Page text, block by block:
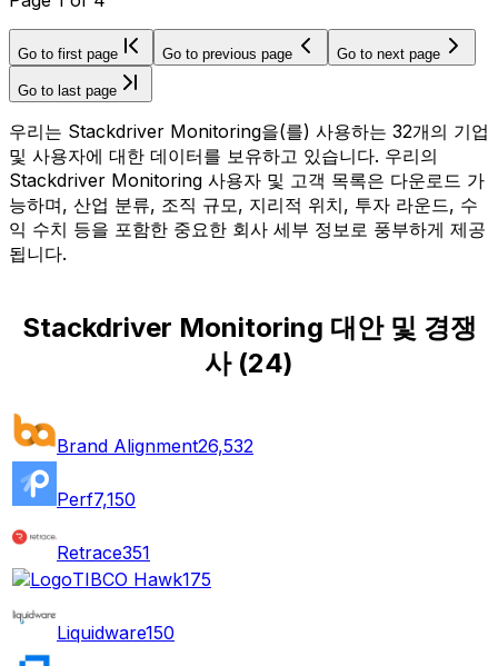
Go to first page Go to previous page Go to next page
Go to last page
우리는 Stackdriver Monitoring을(를) 사용하는 32개의 기업
및 사용자에 대한 데이터를 보유하고 있습니다. 우리의
Stackdriver Monitoring 사용자 및 고객 목록은 다운로드 가
능하며, 산업 분류, 조직 규모, 지리적 위치, 투자 라운드, 수
익 수치 등을 포함한 중요한 회사 세부 정보로 풍부하게 제공
됩니다.
Stackdriver Monitoring 대안 및 경쟁
사(24)
Brand Alignment26,532
Perf7,150
Retrace351
TIBCO Hawk175
Liquidware150